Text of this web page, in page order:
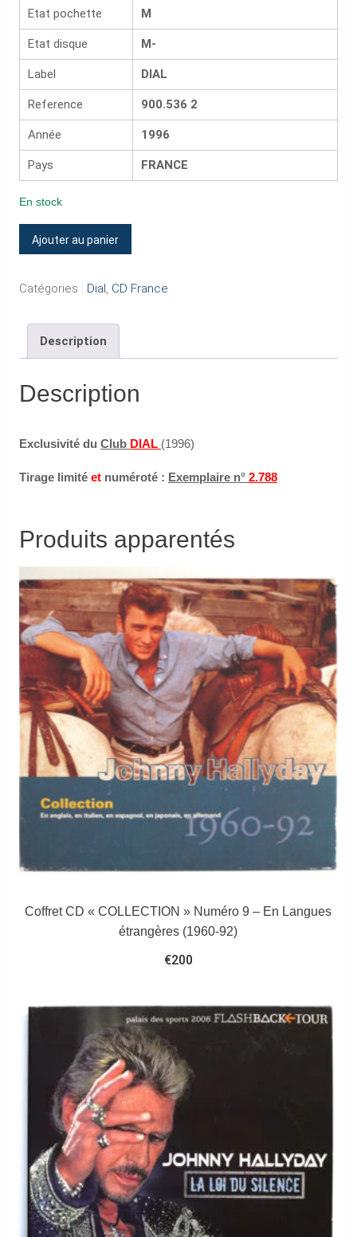
Etat pochette M
Etat disque M-
Label DIAL
Reference 900.536 2
Année 1996
Pays FRANCE
En stock
quantité
de
HALLYDAY
FANS
AU
Festival
ROCK
N'ROLL
Ajouter au panier
Catégories : Dial, CD France
Description
Description
Exclusivité du Club DIAL (1996)
Tirage limité etnuméroté : Exemplaire n° 2.788
Produits apparentés
Coffret CD « COLLECTION » Numéro 9 – En Langues
étrangères (1960-92)
€200